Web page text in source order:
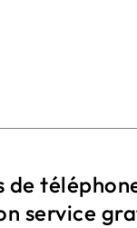
de
service